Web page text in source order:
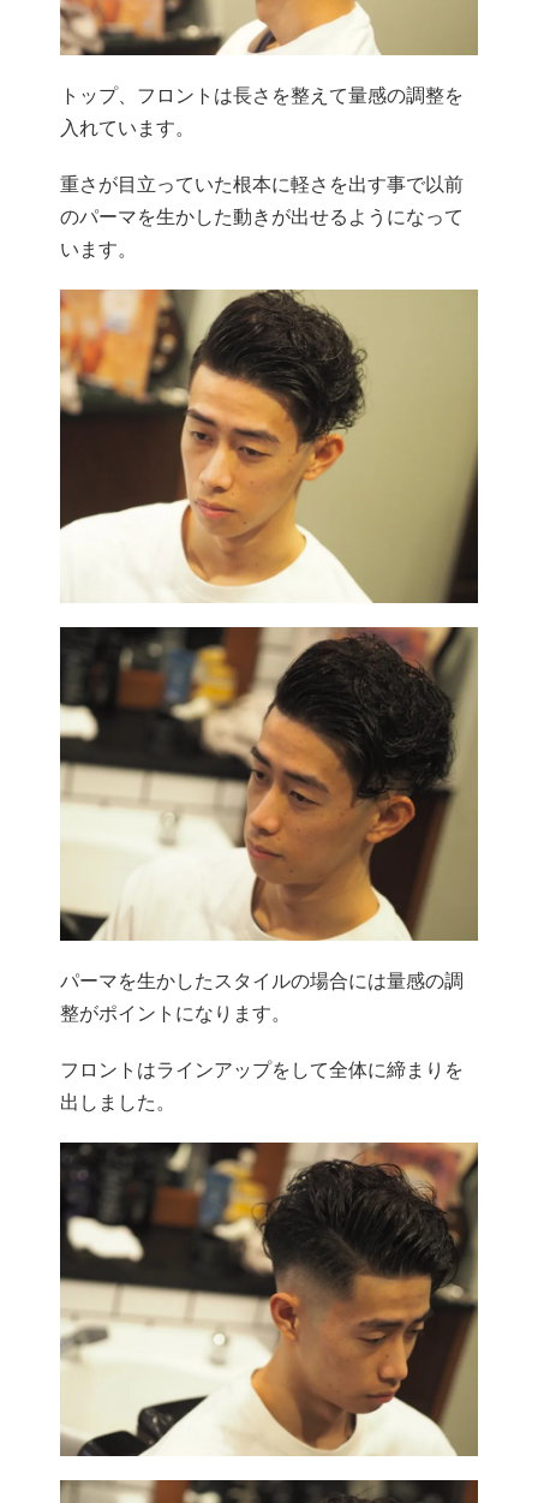
トップ、フロントは長さを整えて量感の調整を
入れています。
重さが目立っていた根本に軽さを出す事で以前
のパーマを生かした動きが出せるようになって
います。
パーマを生かしたスタイルの場合には量感の調
整がポイントになります。
フロントはラインアップをして全体に締まりを
出しました。